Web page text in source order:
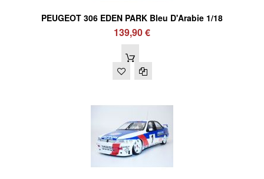
PEUGEOT 306 EDEN PARK Bleu D'Arabie 1/18
139,90 €